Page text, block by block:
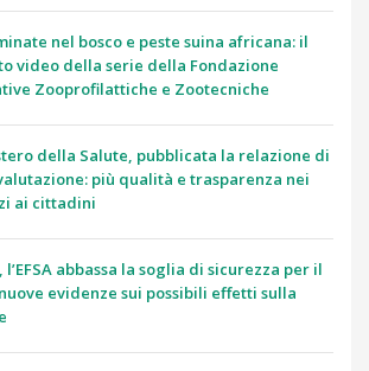
nel bosco e peste suina africana: il
video della serie della Fondazione
Zooprofilattiche e Zootecniche
della Salute, pubblicata la relazione di
più qualità e trasparenza nei
ai cittadini
l’EFSA abbassa la soglia di sicurezza per il
evidenze sui possibili effetti sulla